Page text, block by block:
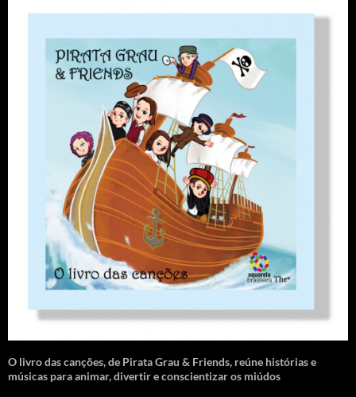
O livro das canções,de Pirata Grau & Friends, reúne histórias e
músicas para animar, divertir e conscientizar os miúdos